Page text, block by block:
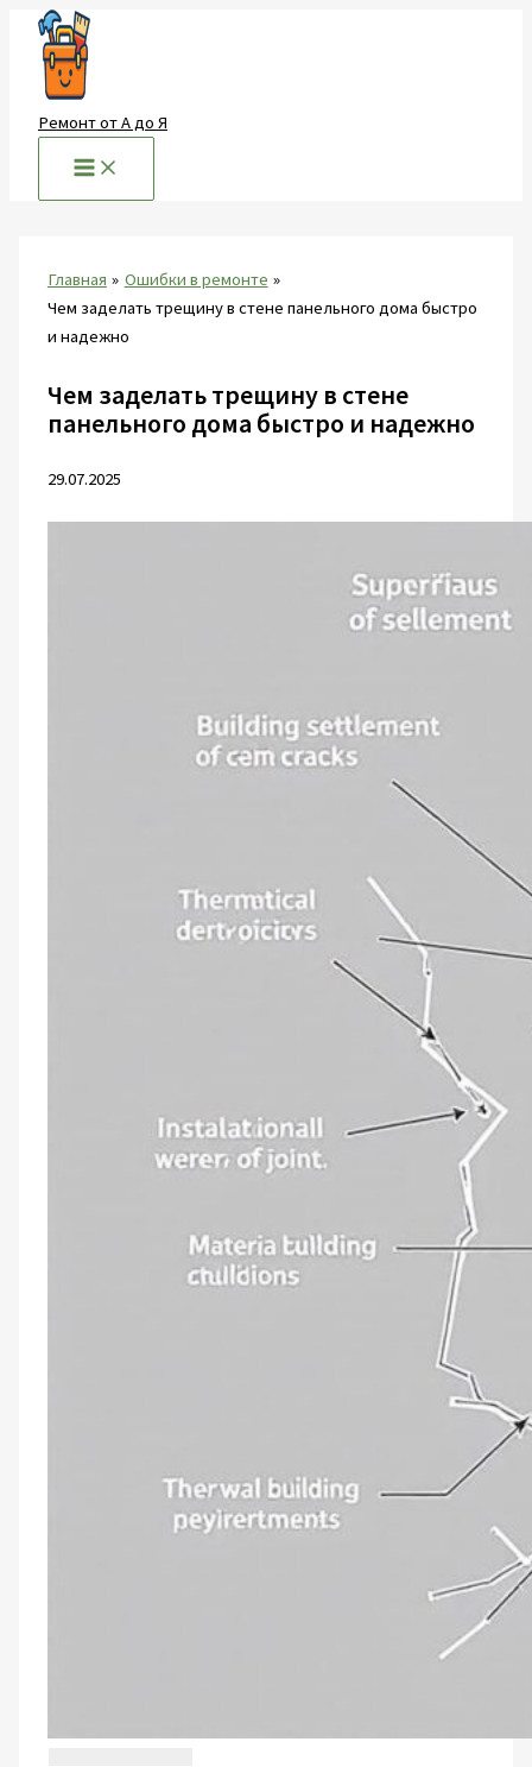
Перейти
содержимому
Ремонт от А до Я
Главная
Ошибки в ремонте
Чем заделать трещину в стене панельного дома быстро
и надежно
Чем заделать трещину в стене
панельного дома быстро и надежно
29.07.2025